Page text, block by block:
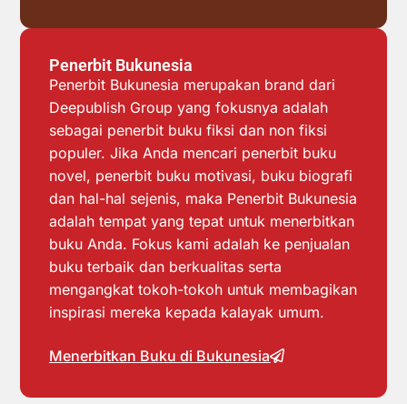
Penerbit Bukunesia
Penerbit Bukunesia merupakan brand dari
Deepublish Group yang fokusnya adalah
sebagai penerbit buku fiksi dan non fiksi
populer. Jika Anda mencari penerbit buku
novel, penerbit buku motivasi, buku biografi
dan hal-hal sejenis, maka Penerbit Bukunesia
adalah tempat yang tepat untuk menerbitkan
buku Anda. Fokus kami adalah ke penjualan
buku terbaik dan berkualitas serta
mengangkat tokoh-tokoh untuk membagikan
inspirasi mereka kepada kalayak umum.
Menerbitkan Buku di Bukunesia